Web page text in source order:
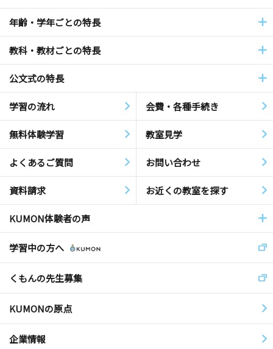
年齢・学年ごとの特長
教科・教材ごとの特長
公文式の特長
学習の流れ 会費・各種手続き
無料体験学習 教室見学
よくあるご質問 お問い合わせ
資料請求 お近くの教室を探す
KUMON体験者の声
学習中の方へ
くもんの先生募集
KUMONの原点
企業情報